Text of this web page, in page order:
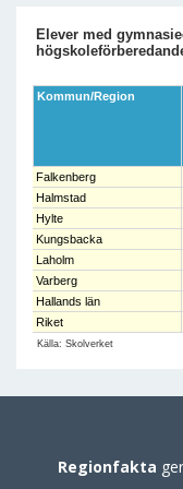
Elever med
Kommun/Region
Falkenberg
Halmstad
Hylte
Kungsbacka
Laholm
Varberg
Hallands län
Riket
Källa: Skolverket
Regionfakta